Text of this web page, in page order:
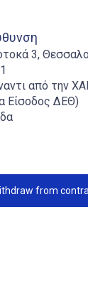
3,
από την
Είσοδος ΔΕΘ)
from